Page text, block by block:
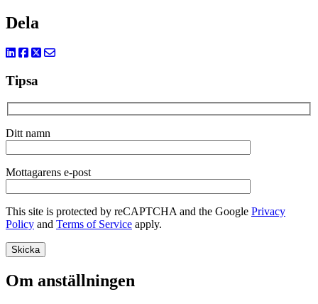
Dela
Tipsa
Ditt namn
Mottagarens e-post
This site is protected by reCAPTCHA and the Google Privacy
Policy and Terms of Service apply.
Om anställningen